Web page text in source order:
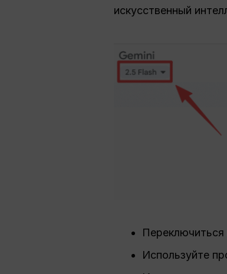
искусственный
Переключиться
Используйте